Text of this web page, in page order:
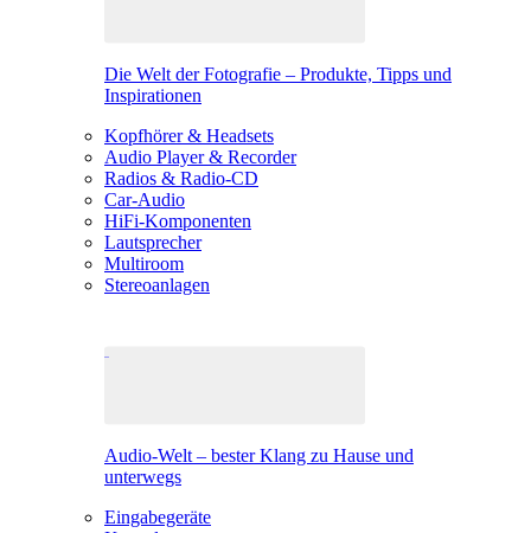
Die Welt der Fotografie – Produkte, Tipps und
Inspirationen
Kopfhörer & Headsets
Audio Player & Recorder
Radios & Radio-CD
Car-Audio
HiFi-Komponenten
Lautsprecher
Multiroom
Stereoanlagen
Audio-Welt – bester Klang zu Hause und
unterwegs
Eingabegeräte